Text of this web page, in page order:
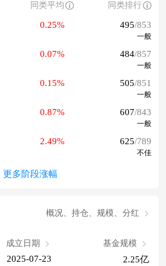
同类平均 同类排行
0.25% 495/853
一般
0.07% 484/857
一般
0.15% 505/851
一般
0.87% 607/843
一般
2.49% 625/789
不佳
更多阶段涨幅
概况、持仓、规模、分红
成立日期
2025-07-23
基金规模
2.25亿